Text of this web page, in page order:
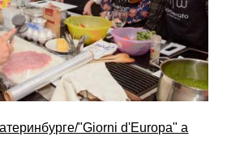
"Giorni d'Europa" a